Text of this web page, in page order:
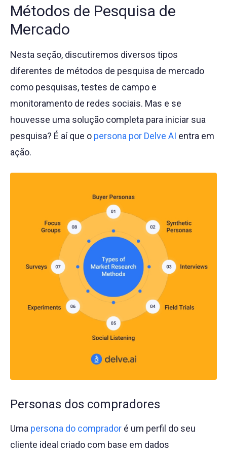
Métodos de Pesquisa de
Mercado
Nesta seção, discutiremos diversos tipos
diferentes de métodos de pesquisa de mercado
como pesquisas, testes de campo e
monitoramento de redes sociais. Mas e se
houvesse uma solução completa para iniciar sua
pesquisa? É aí que o persona por Delve AI entra em
ação.
Personas dos compradores
Uma persona do comprador é um perfil do seu
cliente ideal criado com base em dados